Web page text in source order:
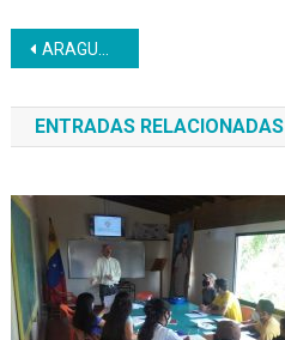
Navegación
de
entradas
ARAGUA | Una vez más decimos presente en exitoso encuentro con UnaMujer
ENTRADAS RELACIONADAS